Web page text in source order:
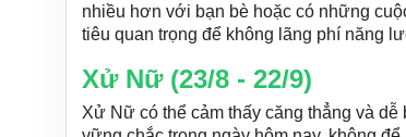
nhiều hơn với bạn bè hoặc có những
tiêu quan trọng để không lãng phí năng
Xử Nữ (23/8 - 22/9)
Xử Nữ có thể cảm thấy căng thẳng và